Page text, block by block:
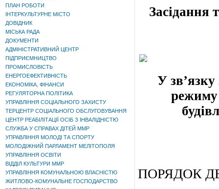
ПЛАН РОБОТИ
ІНТЕРКУЛЬТУРНЕ МІСТО
ДОВІДНИК
МІСЬКА РАДА
ДОКУМЕНТИ
АДМІНІСТРАТИВНИЙ ЦЕНТР
ПІДПРИЄМНИЦТВО
ПРОМИСЛОВІСТЬ
ЕНЕРГОЕФЕКТИВНІСТЬ
ЕКОНОМІКА, ФІНАНСИ
РЕГУЛЯТОРНА ПОЛІТИКА
УПРАВЛІННЯ СОЦІАЛЬНОГО ЗАХИСТУ
ТЕРЦЕНТР СОЦІАЛЬНОГО ОБСЛУГОВУВАННЯ
ЦЕНТР РЕАБІЛІТАЦІЇ ОСІБ З ІНВАЛІДНІСТЮ
СЛУЖБА У СПРАВАХ ДІТЕЙ ММР
УПРАВЛІННЯ МОЛОДІ ТА СПОРТУ
МОЛОДІЖНИЙ ПАРЛАМЕНТ МЕЛІТОПОЛЯ
УПРАВЛІННЯ ОСВІТИ
ВІДДІЛ КУЛЬТУРИ ММР
УПРАВЛІННЯ КОМУНАЛЬНОЮ ВЛАСНІСТЮ
ЖИТЛОВО-КОМУНАЛЬНЕ ГОСПОДАРСТВО
Засідання
У
режиму
ПОРЯДОК